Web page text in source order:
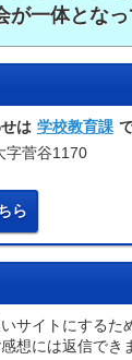
が一体とな
は 学校教育課
菅谷1170
ら
サイトにするた
想には返信でき